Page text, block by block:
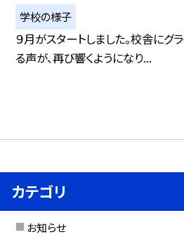
学校の様子
９月がスタートしました。校舎にグ
る声が、再び響くようになり...
カテゴリ
お知らせ